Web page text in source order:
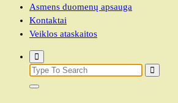
Asmens duomenų apsauga
Kontaktai
Veiklos ataskaitos
Search
for: